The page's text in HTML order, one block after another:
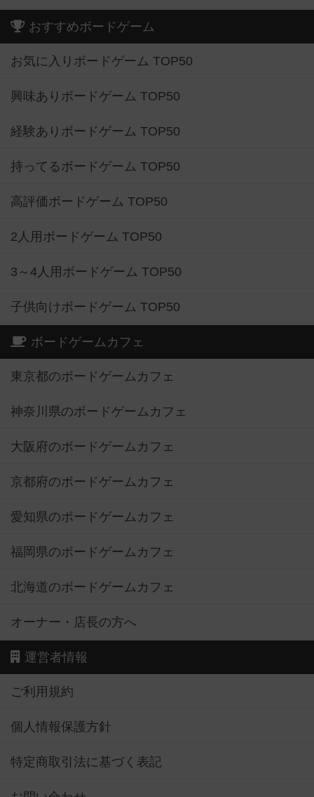
おすすめボードゲーム
お気に入りボードゲーム TOP50
興味ありボードゲーム TOP50
経験ありボードゲーム TOP50
持ってるボードゲーム TOP50
高評価ボードゲーム TOP50
2人用ボードゲーム TOP50
3～4人用ボードゲーム TOP50
子供向けボードゲーム TOP50
ボードゲームカフェ
東京都のボードゲームカフェ
神奈川県のボードゲームカフェ
大阪府のボードゲームカフェ
京都府のボードゲームカフェ
愛知県のボードゲームカフェ
福岡県のボードゲームカフェ
北海道のボードゲームカフェ
オーナー・店長の方へ
運営者情報
ご利用規約
個人情報保護方針
特定商取引法に基づく表記